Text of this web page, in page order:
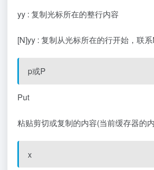
yy : 复制光标所在的整行内容
[N]yy : 复制从光标所在的行开始，联
p或P
Put
粘贴剪切或复制的内容(当前缓存器的
x